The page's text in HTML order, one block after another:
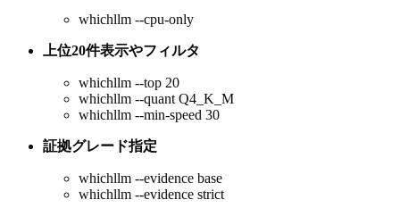
whichllm --cpu-only
上位20件表示やフィルタ
whichllm --top 20
whichllm --quant Q4_K_M
whichllm --min-speed 30
証拠グレード指定
whichllm --evidence base
whichllm --evidence strict